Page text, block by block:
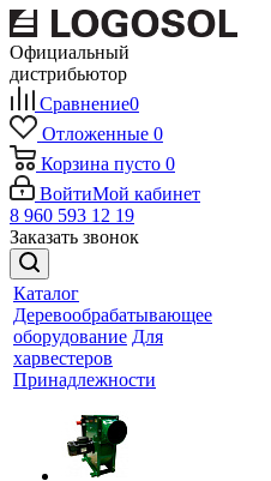
Официальный
дистрибьютор
Сравнение0
Отложенные 0
Корзина пусто 0
ВойтиМой кабинет
8 960 593 12 19
Заказать звонок
Каталог
Деревообрабатывающее
оборудование Для
харвестеров
Принадлежности